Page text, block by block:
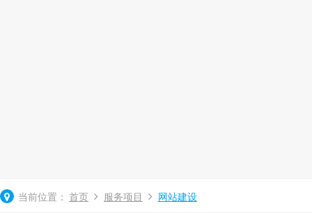
当前位置： 首页 服务项目 网站建设